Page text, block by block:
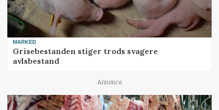
MARKED
Grisebestanden stiger trods svagere
avlsbestand
Annonce